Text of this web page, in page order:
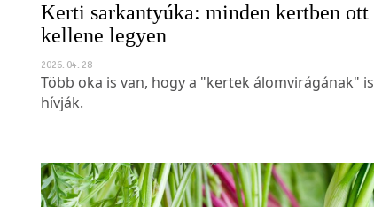
Kerti sarkantyúka: minden kertben ott
kellene legyen
2026. 04. 28
Több oka is van, hogy a "kertek álomvirágának" is
hívják.